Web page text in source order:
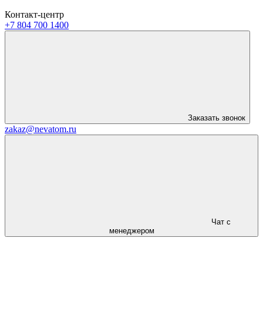
Контакт-центр
+7 804 700 1400
Заказать звонок
zakaz@nevatom.ru
Чат с
менеджером